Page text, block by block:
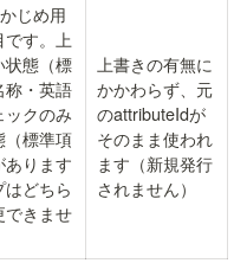
じめ用
す。上
状態（標
称・英語
クのみ
（標準項
あります
はどちら
できませ
上書きの有無に
かかわらず、元
のattributeIdが
そのまま使われ
ます（新規発行
されません）